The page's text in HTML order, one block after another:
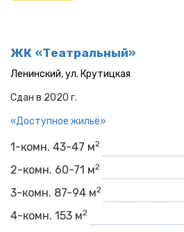
ЖК «Театральный»
Ленинский,ул. Крутицкая
Сдан в 2020 г.
«Доступное жильё»
1-комн. 43-47 м2
2-комн. 60-71 м2
3-комн. 87-94 м2
4-комн. 153 м2